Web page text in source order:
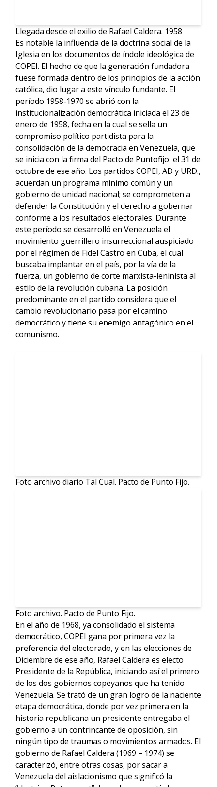
Llegada desde el exilio de Rafael Caldera. 1958
Es notable la influencia de la doctrina social de la
Iglesia en los documentos de índole ideológica de
COPEI. El hecho de que la generación fundadora
fuese formada dentro de los principios de la acción
católica, dio lugar a este vínculo fundante. El
período 1958-1970 se abrió con la
institucionalización democrática iniciada el 23 de
enero de 1958, fecha en la cual se sella un
compromiso político partidista para la
consolidación de la democracia en Venezuela, que
se inicia con la firma del Pacto de Puntofijo, el 31 de
octubre de ese año. Los partidos COPEI, AD y URD.,
acuerdan un programa mínimo común y un
gobierno de unidad nacional; se comprometen a
defender la Constitución y el derecho a gobernar
conforme a los resultados electorales. Durante
este período se desarrolló en Venezuela el
movimiento guerrillero insurreccional auspiciado
por el régimen de Fidel Castro en Cuba, el cual
buscaba implantar en el país, por la vía de la
fuerza, un gobierno de corte marxista-leninista al
estilo de la revolución cubana. La posición
predominante en el partido considera que el
cambio revolucionario pasa por el camino
democrático y tiene su enemigo antagónico en el
comunismo.
Foto archivo diario Tal Cual. Pacto de Punto Fijo.
Foto archivo. Pacto de Punto Fijo.
En el año de 1968, ya consolidado el sistema
democrático, COPEI gana por primera vez la
preferencia del electorado, y en las elecciones de
Diciembre de ese año, Rafael Caldera es electo
Presidente de la República, iniciando así el primero
de los dos gobiernos copeyanos que ha tenido
Venezuela. Se trató de un gran logro de la naciente
etapa democrática, donde por vez primera en la
historia republicana un presidente entregaba el
gobierno a un contrincante de oposición, sin
ningún tipo de traumas o movimientos armados. El
gobierno de Rafael Caldera (1969 – 1974) se
caracterizó, entre otras cosas, por sacar a
Venezuela del aislacionismo que significó la